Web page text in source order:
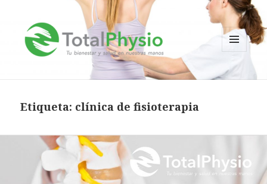
TotalPhysio
Y
WIDGETS
Etiqueta: clínica de fisioterapia